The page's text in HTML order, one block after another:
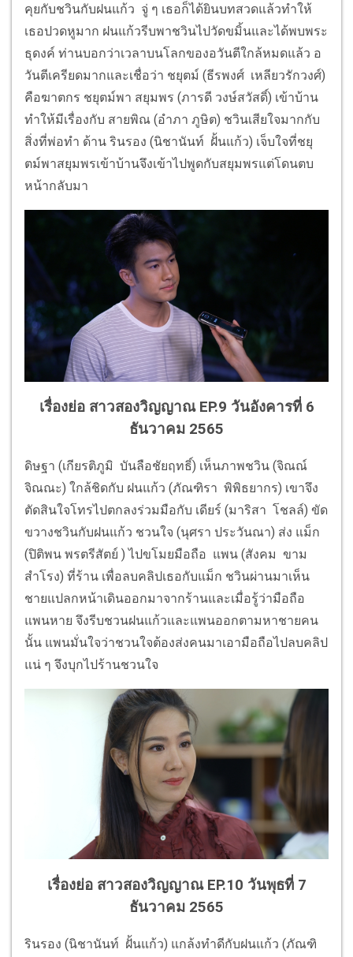
คุยกับชวินกับฝนแก้ว จู่ ๆ เธอก็ได้ยินบทสวดแล้วทำให้
เธอปวดหูมาก ฝนแก้วรีบพาชวินไปวัดขมิ้นและได้พบพระ
ธุดงค์ ท่านบอกว่าเวลาบนโลกของอวันตีใกล้หมดแล้ว อ
วันตีเครียดมากและเชื่อว่า ชยุตม์ (ธีรพงศ์ เหลียวรักวงศ์)
คือฆาตกร ชยุตม์พา สยุมพร (ภารดี วงษ์สวัสดิ์) เข้าบ้าน
ทำให้มีเรื่องกับ สายพิณ (อำภา ภูษิต) ชวินเสียใจมากกับ
สิ่งที่พ่อทำ ด้าน รินรอง (นิชานันท์ ฝั้นแก้ว) เจ็บใจที่ชยุ
ตม์พาสยุมพรเข้าบ้านจึงเข้าไปพูดกับสยุมพรแต่โดนตบ
หน้ากลับมา
เรื่องย่อ สาวสองวิญญาณ EP.9 วันอังคารที่ 6
ธันวาคม 2565
ดิษฐา (เกียรติภูมิ บันลือชัยฤทธิ์) เห็นภาพชวิน (จิณณ์
จิณณะ) ใกล้ชิดกับ ฝนแก้ว (ภัณฑิรา พิพิธยากร) เขาจึง
ตัดสินใจโทรไปตกลงร่วมมือกับ เดียร์ (มาริสา โชลล์) ขัด
ขวางชวินกับฝนแก้ว ชวนใจ (นุศรา ประวันณา) ส่ง แม็ก
(ปิติพน พรตรีสัตย์ ) ไปขโมยมือถือ แพน (สังคม ขาม
สำโรง) ที่ร้าน เพื่อลบคลิปเธอกับแม็ก ชวินผ่านมาเห็น
ชายแปลกหน้าเดินออกมาจากร้านและเมื่อรู้ว่ามือถือ
แพนหาย จึงรีบชวนฝนแก้วและแพนออกตามหาชายคน
นั้น แพนมั่นใจว่าชวนใจต้องส่งคนมาเอามือถือไปลบคลิป
แน่ ๆ จึงบุกไปร้านชวนใจ
เรื่องย่อ สาวสองวิญญาณ EP.10 วันพุธที่ 7
ธันวาคม 2565
รินรอง (นิชานันท์ ฝั้นแก้ว) แกล้งทำดีกับฝนแก้ว (ภัณฑิ